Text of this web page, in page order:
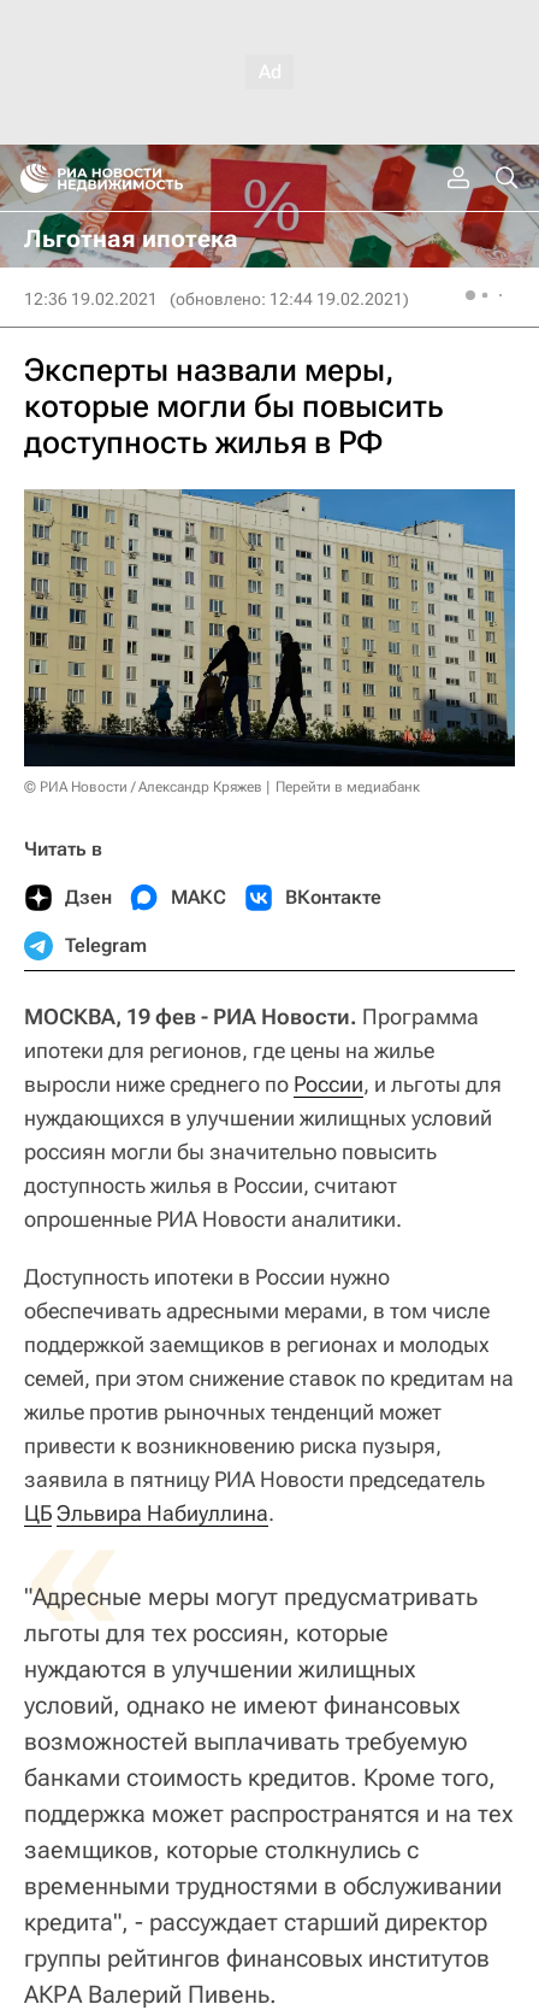
Льготная ипотека
12:36 19.02.2021 (обновлено: 12:44 19.02.2021)
Эксперты назвали меры,
которые могли бы повысить
доступность жилья в РФ
© РИА Новости / Александр Кряжев Перейти в медиабанк
Читать в
Дзен МАКС ВКонтакте
Telegram
МОСКВА, 19 фев - РИА Новости. Программа
ипотеки для регионов, где цены на жилье
выросли ниже среднего по России, и льготы для
нуждающихся в улучшении жилищных условий
россиян могли бы значительно повысить
доступность жилья в России, считают
опрошенные РИА Новости аналитики.
Доступность ипотеки в России нужно
обеспечивать адресными мерами, в том числе
поддержкой заемщиков в регионах и молодых
семей, при этом снижение ставок по кредитам на
жилье против рыночных тенденций может
привести к возникновению риска пузыря,
заявила в пятницу РИА Новости председатель
ЦБЭльвира Набиуллина.
«
"Адресные меры могут предусматривать
льготы для тех россиян, которые
нуждаются в улучшении жилищных
условий, однако не имеют финансовых
возможностей выплачивать требуемую
банками стоимость кредитов. Кроме того,
поддержка может распространятся и на тех
заемщиков, которые столкнулись с
временными трудностями в обслуживании
кредита", - рассуждает старший директор
группы рейтингов финансовых институтов
АКРА Валерий Пивень.